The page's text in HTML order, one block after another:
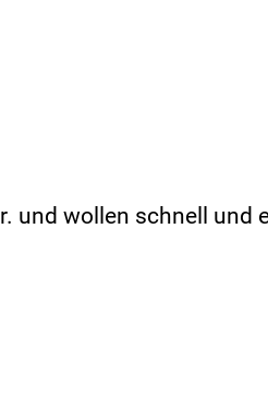
und wollen schnell und